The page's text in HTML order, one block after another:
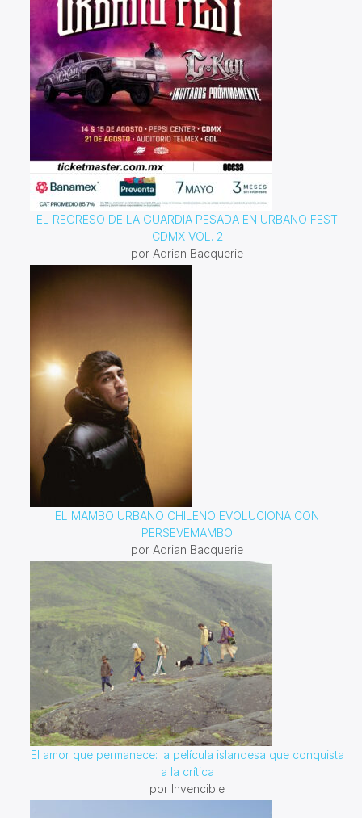
EL REGRESO DE LA GUARDIA PESADA EN URBANO FEST
CDMX VOL. 2
por Adrian Bacquerie
EL MAMBO URBANO CHILENO EVOLUCIONA CON
PERSEVEMAMBO
por Adrian Bacquerie
El amor que permanece: la película islandesa que conquista
a la crítica
por Invencible